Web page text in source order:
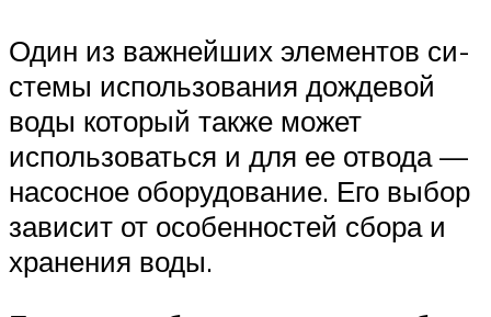
Один из важнейших элементов си­
стемы использования дождевой
воды который также может
использоваться и для ее отвода —
насосное оборудование. Его выбор
зависит от особенностей сбора и
хранения воды.